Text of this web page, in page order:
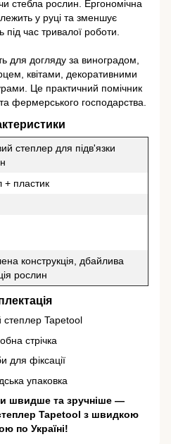
стебла рослин. Ергономічна
у руці та зменшує
під час тривалої роботи.
для догляду за виноградом,
квітами, декоративними
Це практичний помічник
фермерського господарства.
степлер для підв'язки
+ пластик
конструкція, дбайлива
рослин
Tapetool
стрічка
для фіксації
упаковка
швидше та зручніше —
Tapetool з швидкою
по Україні!